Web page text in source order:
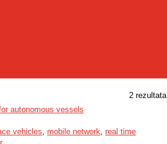
2 rezultata
autonomous vessels
vehicles, mobile network, real time